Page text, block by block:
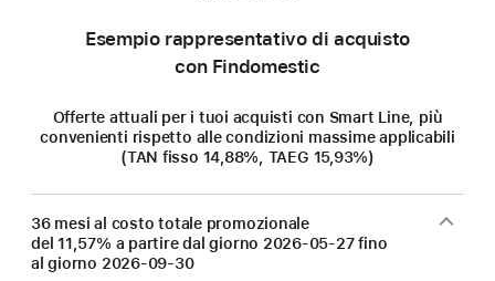
Esempio rappresentativo di acquisto
con Findomestic
Offerte attuali per i tuoi acquisti con Smart Line, più
convenienti rispetto alle condizioni massime applicabili
(TAN fisso 14,88%, TAEG 15,93%)
36 mesi al costo totale promozionale
del 11,57% a partire dal giorno 2026-05-27fino
al giorno 2026-09-30